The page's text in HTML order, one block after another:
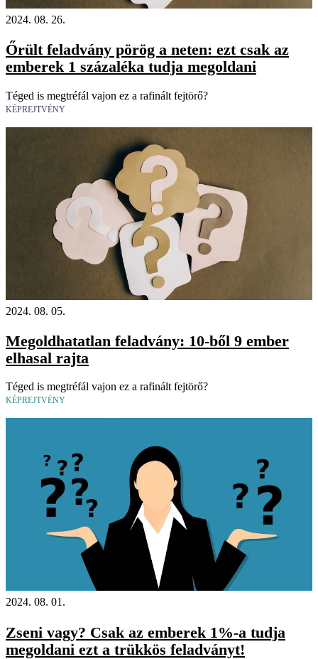
2024. 08. 26.
Őrült feladvány pörög a neten: ezt csak az
emberek 1 százaléka tudja megoldani
Téged is megtréfál vajon ez a rafinált fejtörő?
KÉPREJTVÉNY
2024. 08. 05.
Megoldhatatlan feladvány: 10-ből 9 ember
elhasal rajta
Téged is megtréfál vajon ez a rafinált fejtörő?
KÉPREJTVÉNY
2024. 08. 01.
Zseni vagy? Csak az emberek 1%-a tudja
megoldani ezt a trükkös feladványt!